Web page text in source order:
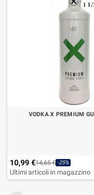
VODKA X PREMIUM
10,99 €14,65 € -25%
Ultimi articoli in magazzino